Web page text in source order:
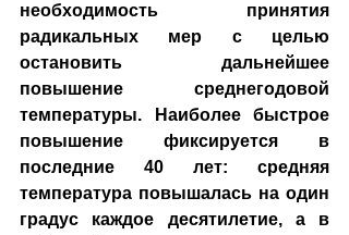
необходимость принятия
радикальных мер с целью
остановить дальнейшее
повышение среднегодовой
температуры. Наиболее быстрое
повышение фиксируется в
последние 40 лет: средняя
температура повышалась на один
градус каждое десятилетие, а в